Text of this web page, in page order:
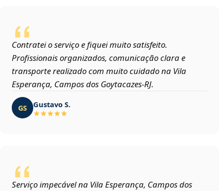
Contratei o serviço e fiquei muito satisfeito.
Profissionais organizados, comunicação clara e
transporte realizado com muito cuidado na Vila
Esperança, Campos dos Goytacazes‑RJ.
GS Gustavo S.
Serviço impecável na Vila Esperança, Campos dos